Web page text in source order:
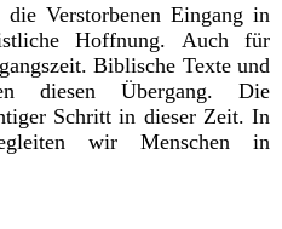
Verstorbenen Eingang in
Hoffnung. Auch für
Biblische Texte und
diesen Übergang. Die
Schritt in dieser Zeit. In
wir Menschen in